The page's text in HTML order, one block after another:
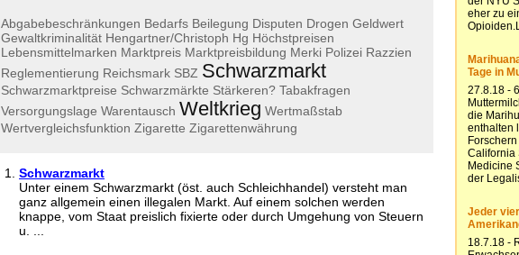
Abgabebeschränkungen Bedarfs Beilegung Disputen Drogen Geldwert
Gewaltkriminalität Hengartner/Christoph Hg Höchstpreisen
Lebensmittelmarken Marktpreis Marktpreisbildung Merki Polizei Razzien
Reglementierung Reichsmark SBZ Schwarzmarkt
Schwarzmarktpreise Schwarzmärkte Stärkeren? Tabakfragen
Versorgungslage Warentausch Weltkrieg Wertmaßstab
Wertvergleichsfunktion Zigarette Zigarettenwährung
Schwarzmarkt
Unter einem Schwarzmarkt (öst. auch Schleichhandel) versteht man
ganz allgemein einen illegalen Markt. Auf einem solchen werden
knappe, vom Staat preislich fixierte oder durch Umgehung von Steuern
u. ...